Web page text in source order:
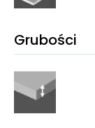
Grubości